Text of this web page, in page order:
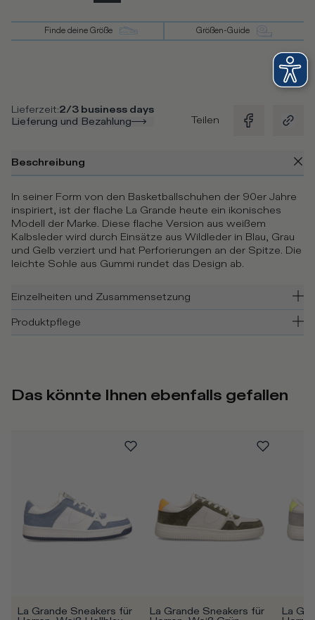
Finde deine Größe Größen-Guide
Lieferzeit:2/3 business days
Lieferung und Bezahlung
Teilen
Beschreibung
In seiner Form von den Basketballschuhen der 90er Jahre
inspiriert, ist der flache La Grande heute ein ikonisches
Modell der Marke. Diese flache Version aus weißem
Kalbsleder wird durch Einsätze aus Wildleder in Blau, Grau
und Gelb verziert und hat Perforierungen an der Spitze. Die
leichte Sohle aus Gummi rundet das Design ab.
Einzelheiten und Zusammensetzung
Produktpflege
Das könnte Ihnen ebenfalls gefallen
La Grande Sneakers für La Grande Sneakers für La